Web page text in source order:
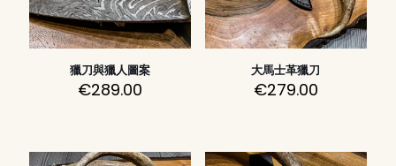
獵刀與獵人圖案
€289.00
大馬士革獵刀
€279.00